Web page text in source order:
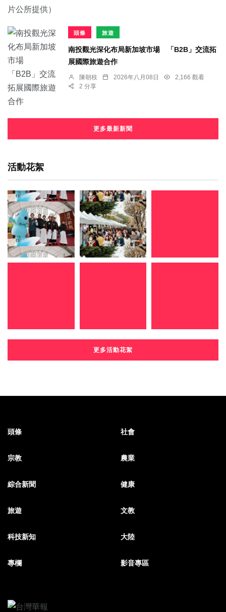
頭條 旅遊
南投觀光深化布局新加坡市場 「B2B」交流拓
展國際旅遊合作
陳朝枝 2026年八月08日
2,166 觀看
2 分享
更多最新新聞
活動花絮
更多活動花絮
頭條 社會
宗教 農業
綜合新聞 健康
旅遊 文教
科技新知 大陸
專欄 影音專區